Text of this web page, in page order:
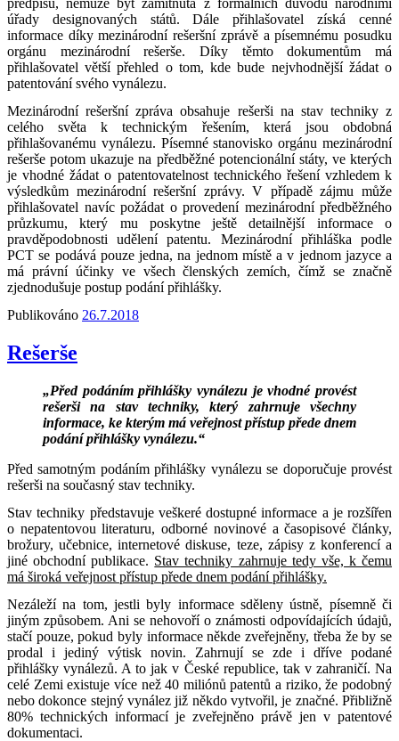
předpisu, nemůže být zamítnuta z formálních důvodů národními
úřady designovaných států. Dále přihlašovatel získá cenné
informace díky mezinárodní rešeršní zprávě a písemnému posudku
orgánu mezinárodní rešerše. Díky těmto dokumentům má
přihlašovatel větší přehled o tom, kde bude nejvhodnější žádat o
patentování svého vynálezu.
Mezinárodní rešeršní zpráva obsahuje rešerši na stav techniky z
celého světa k technickým řešením, která jsou obdobná
přihlašovanému vynálezu. Písemné stanovisko orgánu mezinárodní
rešerše potom ukazuje na předběžné potencionální státy, ve kterých
je vhodné žádat o patentovatelnost technického řešení vzhledem k
výsledkům mezinárodní rešeršní zprávy. V případě zájmu může
přihlašovatel navíc požádat o provedení mezinárodní předběžného
průzkumu, který mu poskytne ještě detailnější informace o
pravděpodobnosti udělení patentu. Mezinárodní přihláška podle
PCT se podává pouze jedna, na jednom místě a v jednom jazyce a
má právní účinky ve všech členských zemích, čímž se značně
zjednodušuje postup podání přihlášky.
Publikováno 26.7.2018
Rešerše
„Před podáním přihlášky vynálezu je vhodné provést
rešerši na stav techniky, který zahrnuje všechny
informace, ke kterým má veřejnost přístup přede dnem
podání přihlášky vynálezu.“
Před samotným podáním přihlášky vynálezu se doporučuje provést
rešerši na současný stav techniky.
Stav techniky představuje veškeré dostupné informace a je rozšířen
o nepatentovou literaturu, odborné novinové a časopisové články,
brožury, učebnice, internetové diskuse, teze, zápisy z konferencí a
jiné obchodní publikace. Stav techniky zahrnuje tedy vše, k čemu
má široká veřejnost přístup přede dnem podání přihlášky.
Nezáleží na tom, jestli byly informace sděleny ústně, písemně či
jiným způsobem. Ani se nehovoří o známosti odpovídajících údajů,
stačí pouze, pokud byly informace někde zveřejněny, třeba že by se
prodal i jediný výtisk novin. Zahrnují se zde i dříve podané
přihlášky vynálezů. A to jak v České republice, tak v zahraničí. Na
celé Zemi existuje více než 40 miliónů patentů a riziko, že podobný
nebo dokonce stejný vynález již někdo vytvořil, je značné. Přibližně
80% technických informací je zveřejněno právě jen v patentové
dokumentaci.